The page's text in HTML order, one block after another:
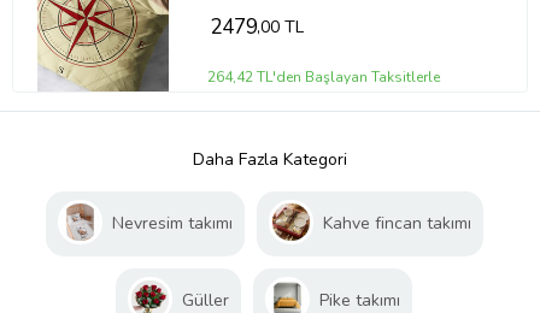
2479,00 TL
264,42 TL'den Başlayan Taksitlerle
Daha Fazla Kategori
Nevresim takımı Kahve fincan takımı
Güller Pike takımı